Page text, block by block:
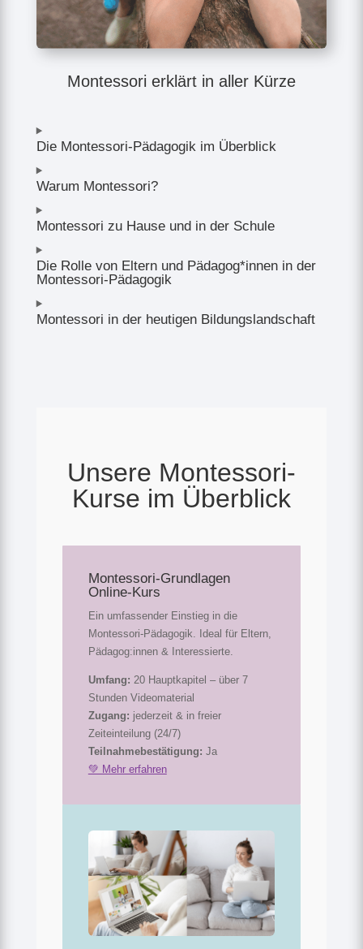
Montessori erklärt in aller Kürze
Die Montessori-Pädagogik im Überblick
Warum Montessori?
Montessori zu Hause und in der Schule
Die Rolle von Eltern und Pädagog*innen in der
Montessori-Pädagogik
Montessori in der heutigen Bildungslandschaft
Unsere Montessori-
Kurse im Überblick
Montessori-Grundlagen
Online-Kurs
Ein umfassender Einstieg in die
Montessori-Pädagogik. Ideal für Eltern,
Pädagog:innen & Interessierte.
Umfang: 20 Hauptkapitel – über 7
Stunden Videomaterial
Zugang: jederzeit & in freier
Zeiteinteilung (24/7)
Teilnahmebestätigung: Ja
💚 Mehr erfahren